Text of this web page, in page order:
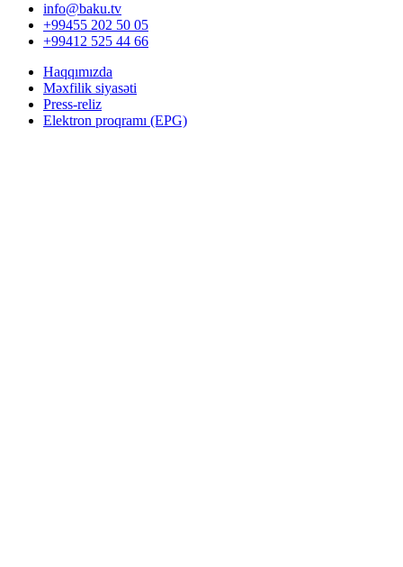
info@baku.tv
+99455 202 50 05
+99412 525 44 66
Haqqımızda
Məxfilik siyasəti
Press-reliz
Elektron proqramı (EPG)